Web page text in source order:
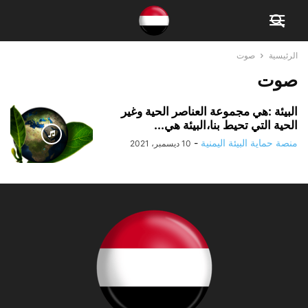
الرئيسية صوت
صوت
البيئة :هي مجموعة العناصر الحية وغير
الحية التي تحيط بنا،البيئة هي...
منصة حماية البيئة اليمنية - 10 ديسمبر، 2021